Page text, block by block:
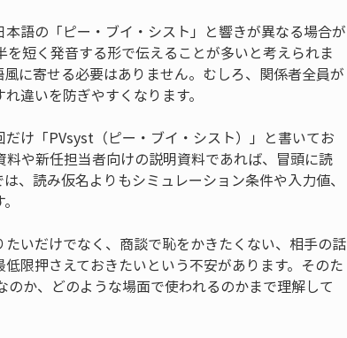
語の「ピー・ブイ・シスト」と響きが異なる場合が
短く発音する形で伝えることが多いと考えられま
に寄せる必要はありません。むしろ、関係者全員が
違いを防ぎやすくなります。
け「PVsyst（ピー・ブイ・シスト）」と書いてお
や新任担当者向けの説明資料であれば、冒頭に読
、読み仮名よりもシミュレーション条件や入力値、
いだけでなく、商談で恥をかきたくない、相手の話
限押さえておきたいという不安があります。そのた
か、どのような場面で使われるのかまで理解して